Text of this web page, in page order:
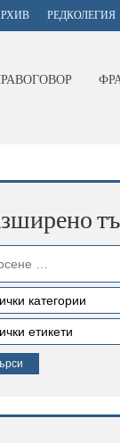
РЕДКОЛЕГИЯ